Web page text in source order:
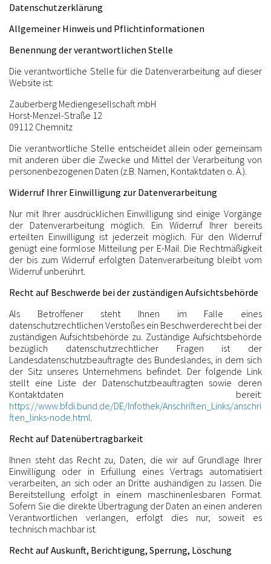
Datenschutzerklärung
Allgemeiner Hinweis und Pflichtinformationen
Benennung der verantwortlichen Stelle
Die verantwortliche Stelle für die Datenverarbeitung auf dieser
Website ist:
Zauberberg Mediengesellschaft mbH
Horst-Menzel-Straße 12
09112 Chemnitz
Die verantwortliche Stelle entscheidet allein oder gemeinsam
mit anderen über die Zwecke und Mittel der Verarbeitung von
personenbezogenen Daten (z.B. Namen, Kontaktdaten o. Ä.).
Widerruf Ihrer Einwilligung zur Datenverarbeitung
Nur mit Ihrer ausdrücklichen Einwilligung sind einige Vorgänge
der Datenverarbeitung möglich. Ein Widerruf Ihrer bereits
erteilten Einwilligung ist jederzeit möglich. Für den Widerruf
genügt eine formlose Mitteilung per E-Mail. Die Rechtmäßigkeit
der bis zum Widerruf erfolgten Datenverarbeitung bleibt vom
Widerruf unberührt.
Recht auf Beschwerde bei der zuständigen Aufsichtsbehörde
Als Betroffener steht Ihnen im Falle eines
datenschutzrechtlichen Verstoßes ein Beschwerderecht bei der
zuständigen Aufsichtsbehörde zu. Zuständige Aufsichtsbehörde
bezüglich datenschutzrechtlicher Fragen ist der
Landesdatenschutzbeauftragte des Bundeslandes, in dem sich
der Sitz unseres Unternehmens befindet. Der folgende Link
stellt eine Liste der Datenschutzbeauftragten sowie deren
Kontaktdaten bereit:
https://www.bfdi.bund.de/DE/Infothek/Anschriften_Links/anschri
ften_links-node.html
Recht auf Datenübertragbarkeit
Ihnen steht das Recht zu, Daten, die wir auf Grundlage Ihrer
Einwilligung oder in Erfüllung eines Vertrags automatisiert
verarbeiten, an sich oder an Dritte aushändigen zu lassen. Die
Bereitstellung erfolgt in einem maschinenlesbaren Format.
Sofern Sie die direkte Übertragung der Daten an einen anderen
Verantwortlichen verlangen, erfolgt dies nur, soweit es
technisch machbar ist.
Recht auf Auskunft, Berichtigung, Sperrung, Löschung